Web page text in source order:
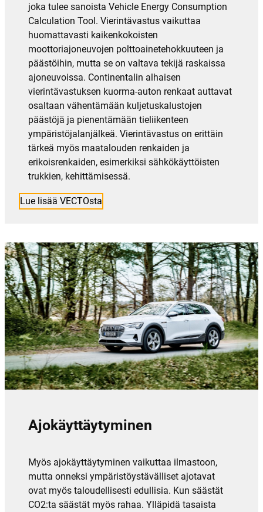
joka tulee sanoista Vehicle Energy Consumption
Calculation Tool. Vierintävastus vaikuttaa
huomattavasti kaikenkokoisten
moottoriajoneuvojen polttoainetehokkuuteen ja
päästöihin, mutta se on valtava tekijä raskaissa
ajoneuvoissa. Continentalin alhaisen
vierintävastuksen kuorma-auton renkaat auttavat
osaltaan vähentämään kuljetuskalustojen
päästöjä ja pienentämään tieliikenteen
ympäristöjalanjälkeä. Vierintävastus on erittäin
tärkeä myös maatalouden renkaiden ja
erikoisrenkaiden, esimerkiksi sähkökäyttöisten
trukkien, kehittämisessä.
Lue lisää VECTOsta
Ajokäyttäytyminen
Myös ajokäyttäytyminen vaikuttaa ilmastoon,
mutta onneksi ympäristöystävälliset ajotavat
ovat myös taloudellisesti edullisia. Kun säästät
CO2:ta säästät myös rahaa. Ylläpidä tasaista